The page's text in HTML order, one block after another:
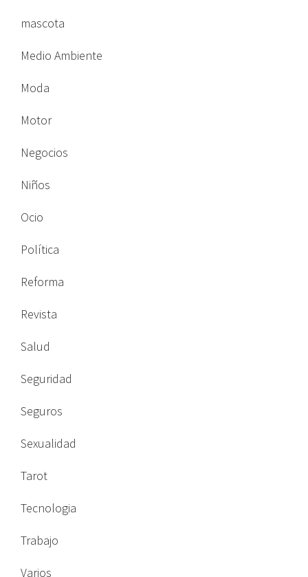
mascota
Medio Ambiente
Moda
Motor
Negocios
Niños
Ocio
Política
Reforma
Revista
Salud
Seguridad
Seguros
Sexualidad
Tarot
Tecnologia
Trabajo
Varios